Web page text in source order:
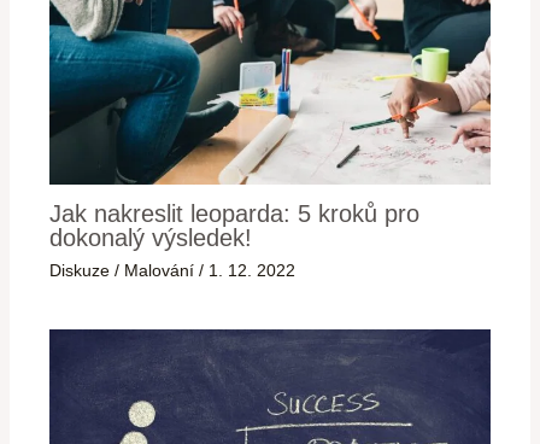
Jak nakreslit leoparda: 5 kroků pro
dokonalý výsledek!
Diskuze / Malování / 1. 12. 2022